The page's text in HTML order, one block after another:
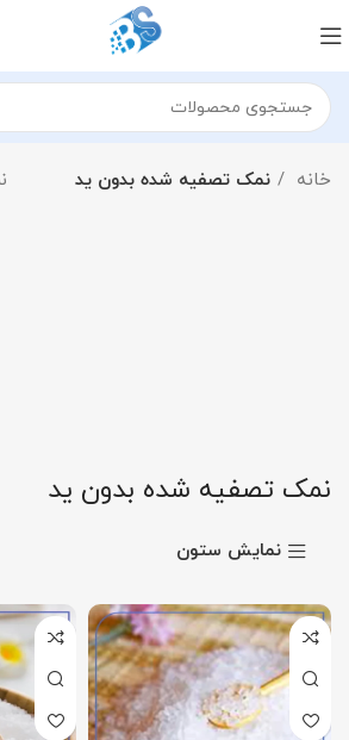
خانه نمک تصفیه شده بدون ید
نمک تصفیه شده بدون ید
نمایش ستون